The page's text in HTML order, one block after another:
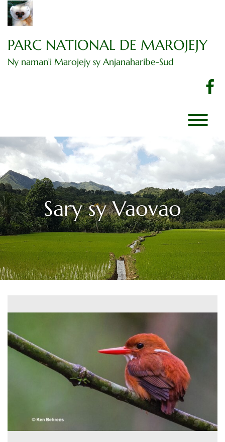
Dingano
amin'ny
votoatiny
PARC NATIONAL DE MAROJEJY
Ny naman’i Marojejy sy Anjanaharibe-Sud
Sary sy Vaovao